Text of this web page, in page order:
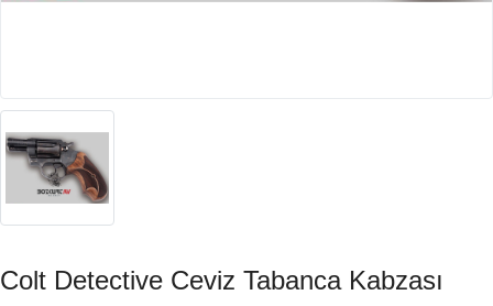
Colt Detective Ceviz Tabanca Kabzası